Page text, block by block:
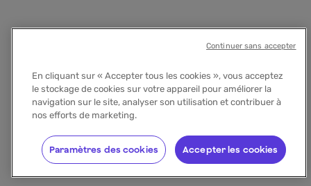
En cliquant sur « Accepter tous les cookies », vous acceptez
le stockage de cookies sur votre appareil pour améliorer la
navigation sur le site, analyser son utilisation et contribuer à
nos efforts de marketing.
Accepter les cookies
Paramètres des cookies
Continuer sans accepter